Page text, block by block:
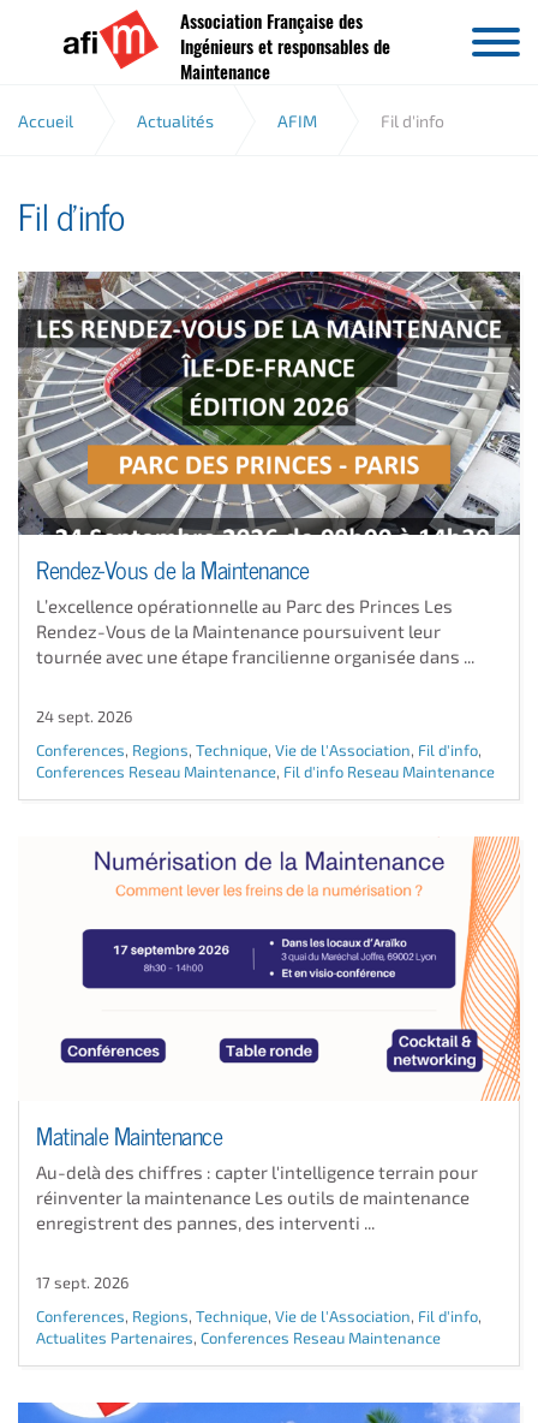
Aller au contenu
Association Française des
Ingénieurs et responsables de
Maintenance
Accueil Actualités AFIM Fil d'info
Fil d'info
Rendez-Vous de la Maintenance
L’excellence opérationnelle au Parc des Princes Les
Rendez-Vous de la Maintenance poursuivent leur
tournée avec une étape francilienne organisée dans ...
24 sept. 2026
Conferences, Regions, Technique, Vie de l'Association, Fil d'info,
Conferences Reseau Maintenance, Fil d'info Reseau Maintenance
Matinale Maintenance
Au-delà des chiffres : capter l'intelligence terrain pour
réinventer la maintenance Les outils de maintenance
enregistrent des pannes, des interventi ...
17 sept. 2026
Conferences, Regions, Technique, Vie de l'Association, Fil d'info,
Actualites Partenaires, Conferences Reseau Maintenance